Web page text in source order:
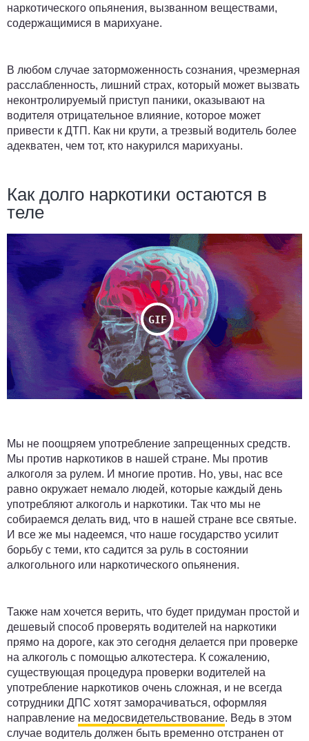
наркотического опьянения, вызванном веществами,
содержащимися в марихуане.
В любом случае заторможенность сознания, чрезмерная
расслабленность, лишний страх, который может вызвать
неконтролируемый приступ паники, оказывают на
водителя отрицательное влияние, которое может
привести к ДТП. Как ни крути, а трезвый водитель более
адекватен, чем тот, кто накурился марихуаны.
Как долго наркотики остаются в
теле
Мы не поощряем употребление запрещенных средств.
Мы против наркотиков в нашей стране. Мы против
алкоголя за рулем. И многие против. Но, увы, нас все
равно окружает немало людей, которые каждый день
употребляют алкоголь и наркотики. Так что мы не
собираемся делать вид, что в нашей стране все святые.
И все же мы надеемся, что наше государство усилит
борьбу с теми, кто садится за руль в состоянии
алкогольного или наркотического опьянения.
Также нам хочется верить, что будет придуман простой и
дешевый способ проверять водителей на наркотики
прямо на дороге, как это сегодня делается при проверке
на алкоголь с помощью алкотестера. К сожалению,
существующая процедура проверки водителей на
употребление наркотиков очень сложная, и не всегда
сотрудники ДПС хотят заморачиваться, оформляя
направление на медосвидетельствование. Ведь в этом
случае водитель должен быть временно отстранен от